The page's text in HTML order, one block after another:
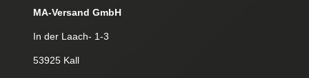
MA-Versand GmbH
In der Laach- 1-3
53925 Kall